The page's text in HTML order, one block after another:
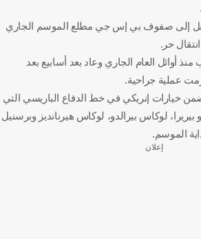
إلى صفوف بي إس جي مطلع الموسم الجاري
حر.
أوائل العام الجاري وعاد بعد أسابيع بعد
عملية جراحية.
خيارات إنريكي في خط الدفاع الباريسي التي
لوكاس بيرالدو، لوكاس هيرنانديز وبرسنيل
الموسم.
إعلان